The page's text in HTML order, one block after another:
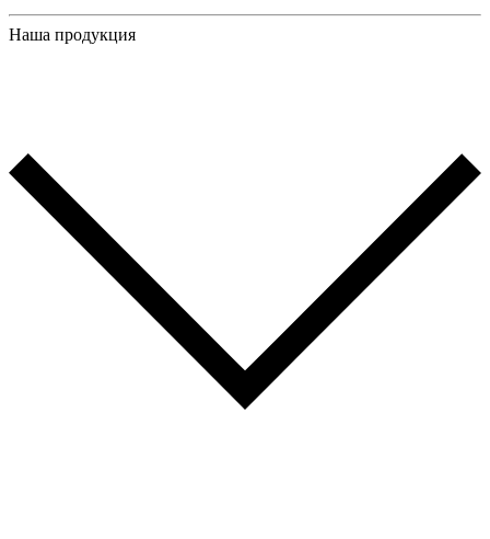
Наша продукция